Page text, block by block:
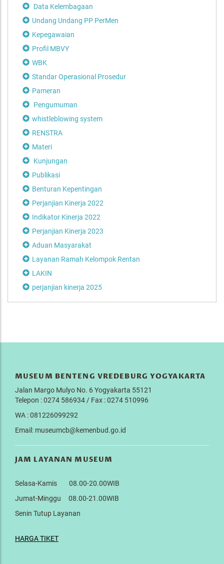
Data Kelembagaan
Undang Undang PP PerMen
Kepegawaian
Profil MBVY
WBK
Standar Operasional Prosedur
Pameran
Pengumuman
whistleblowing system
RENSTRA
Materi
Kunjungan
Publikasi
Benturan Kepentingan
Perjanjian Kinerja 2022
Indikator Kinerja 2022
Perjanjian Kinerja 2023
Aduan Masyarakat
Layanan Ramah Kelompok Rentan
LAKIN
perjanjian kinerja 2025
MUSEUM BENTENG VREDEBURG YOGYAKARTA
Jalan Margo Mulyo No. 6 Yogyakarta 55121
Telepon : 0274 586934 / Fax : 0274 510996
WA : 081226099292
Email: museumcb@kemenbud.go.id
JAM LAYANAN MUSEUM
Selasa-Kamis 08.00-20.00WIB
Jumat-Minggu 08.00-21.00WIB
Senin Tutup Layanan
HARGA TIKET